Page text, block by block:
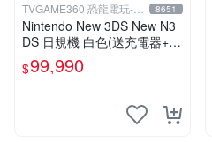
TVGAME360 恐龍電玩-台
中店
8651
Nintendo New 3DS New N3
DS 日規機 白色(送充電器+保
護貼)【台中恐龍電玩】
$99,990